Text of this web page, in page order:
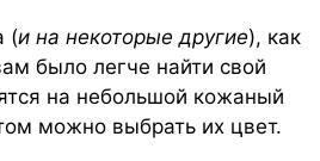
(и на некоторые другие), как
было легче найти свой
на небольшой кожаный
можно выбрать их цвет.